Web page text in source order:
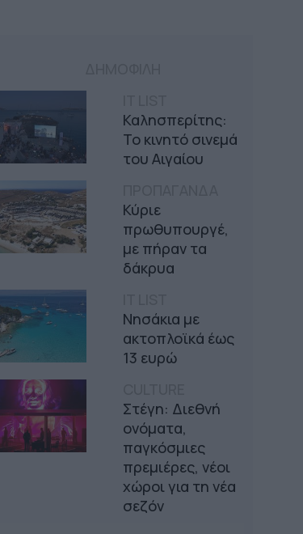
Καλησπερίτης:
Το κινητό σινεμά
του Αιγαίου
Κύριε
πρωθυπουργέ,
με πήραν τα
δάκρυα
Νησάκια με
ακτοπλοϊκά έως
13 ευρώ
Στέγη: Διεθνή
ονόματα,
παγκόσμιες
πρεμιέρες, νέοι
χώροι για τη νέα
σεζόν